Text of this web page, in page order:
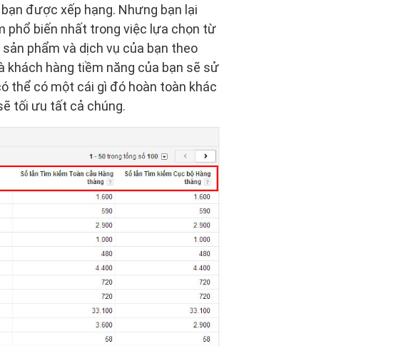
được xếp hạng. Nhưng bạn lại
phổ biến nhất trong việc lựa chọn từ
phẩm và dịch vụ của bạn theo
hàng tiềm năng của bạn sẽ sử
thể có một cái gì đó hoàn toàn khác
tối ưu tất cả chúng.